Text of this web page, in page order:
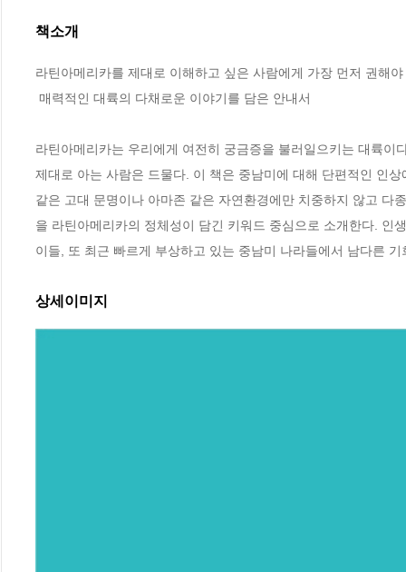
책소개
라틴아메리카를 제대로 이해하고 싶은 사람에게 가장 먼저 권해
라틴아메리카는 우리에게 여전히 궁금증을 불러일으키는 대륙
제대로 아는 사람은 드물다. 이 책은 중남미에 대해 단편적인 인
같은 고대 문명이나 아마존 같은 자연환경에만 치중하지 않고 다
을 라틴아메리카의 정체성이 담긴 키워드 중심으로 소개한다. 인
이들, 또 최근 빠르게 부상하고 있는 중남미 나라들에서 남다른
상세이미지